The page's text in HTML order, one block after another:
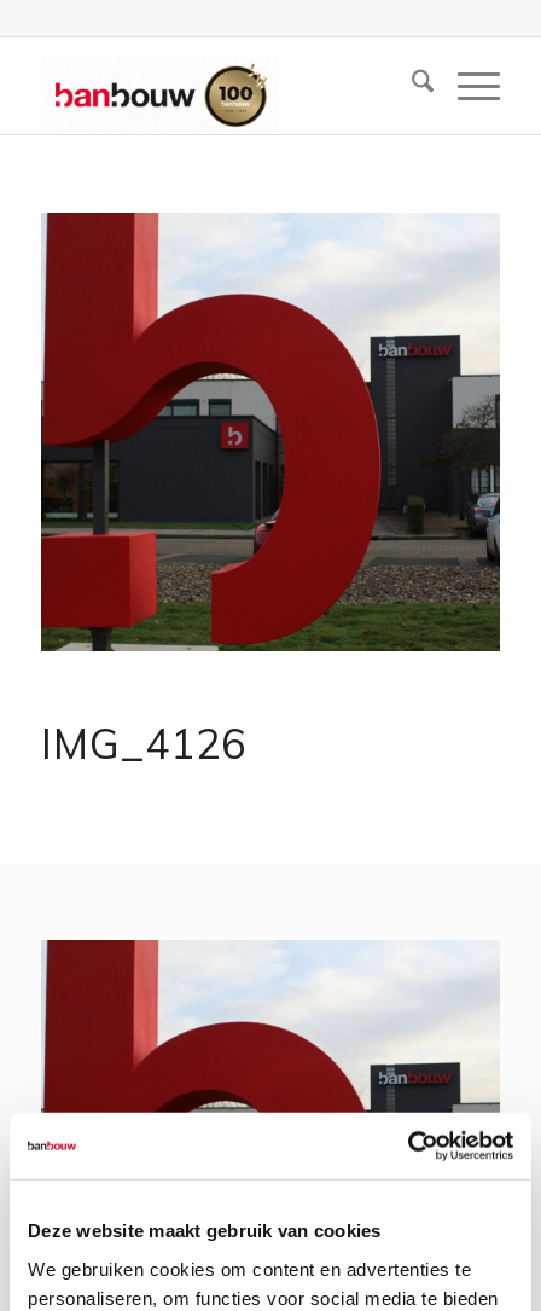
Deze website maakt gebruik van cookies
We gebruiken cookies om content en advertenties te
personaliseren, om functies voor social media te bieden
IMG_4126